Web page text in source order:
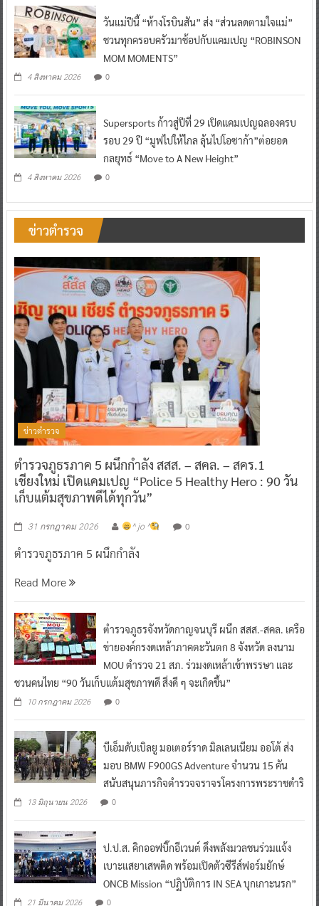
วันแม่ปีนี้ “ห้างโรบินสัน” ส่ง “ส่วนลดตามใจแม่”
ชวนทุกครอบครัวมาช้อปกับแคมเปญ “ROBINSON
MOM MOMENTS”
4 สิงหาคม 2026 0
Supersports ก้าวสู่ปีที่ 29 เปิดแคมเปญฉลองครบ
รอบ 29 ปี “มูฟไปให้ไกล ลุ้นไปโอซาก้า”ต่อยอด
กลยุทธ์ “Move to A New Height”
4 สิงหาคม 2026 0
ข่าวตำรวจ
ข่าวตำรวจ
ตำรวจภูธรภาค 5 ผนึกกำลัง สสส. – สคล. – สคร.1
เชียงใหม่ เปิดแคมเปญ “Police 5 Healthy Hero : 90 วัน
เก็บแต้มสุขภาพดีได้ทุกวัน”
31 กรกฎาคม 2026 ^ jo ^ 0
ตำรวจภูธรภาค 5 ผนึกกำลัง
Read More
ตำรวจภูธรจังหวัดกาญจนบุรี ผนึก สสส.-สคล. เครือ
ข่ายองค์กรงดเหล้าภาคตะวันตก 8 จังหวัด ลงนาม
MOU ตำรวจ 21 สภ. ร่วมงดเหล้าเข้าพรรษา และ
ชวนคนไทย “90 วันเก็บแต้มสุขภาพดี สิ่งดี ๆ จะเกิดขึ้น”
10 กรกฎาคม 2026 0
บีเอ็มดับเบิลยู มอเตอร์ราด มิลเลนเนียม ออโต้ ส่ง
มอบ BMW F900GS Adventure จำนวน 15 คัน
สนับสนุนภารกิจตำรวจจราจรโครงการพระราชดำริ
13 มิถุนายน 2026 0
ป.ป.ส. คิกออฟบิ๊กอีเวนต์ ดึงพลังมวลชนร่วมแจ้ง
เบาะแสยาเสพติด พร้อมเปิดตัวซีรีส์ฟอร์มยักษ์
ONCB Mission “ปฏิบัติการ IN SEA บุกเกาะนรก”
21 มีนาคม 2026 0